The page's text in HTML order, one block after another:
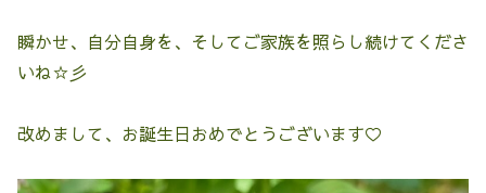
瞬かせ、自分自身を、そしてご家族を照らし続けてくださ
いね☆彡
改めまして、お誕生日おめでとうございます♡